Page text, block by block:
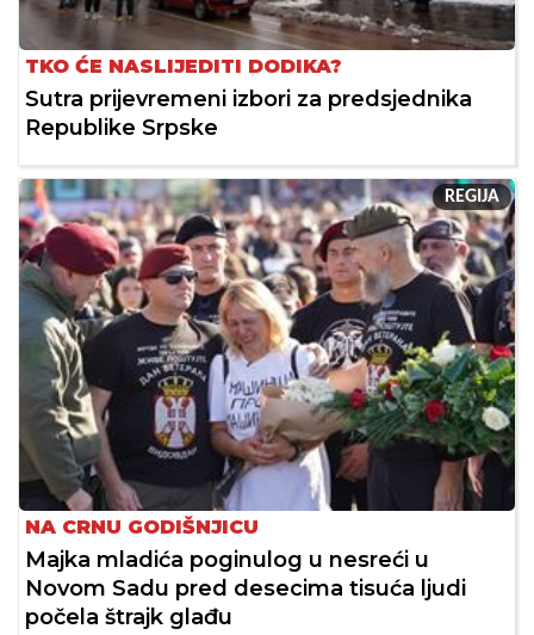
TKO ĆE NASLIJEDITI DODIKA?
Sutra prijevremeni izbori za predsjednika
Republike Srpske
REGIJA
NA CRNU GODIŠNJICU
Majka mladića poginulog u nesreći u
Novom Sadu pred desecima tisuća ljudi
počela štrajk glađu